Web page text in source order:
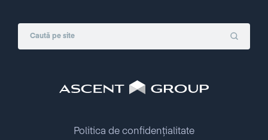
Politica de confidențialitate